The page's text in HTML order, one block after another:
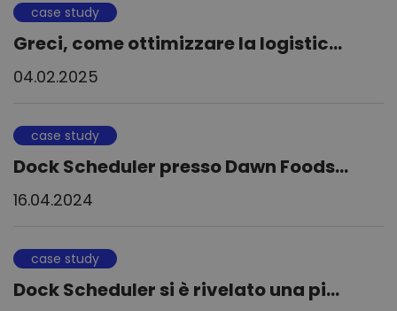
case study
Greci, come ottimizzare la logistic...
04.02.2025
case study
Dock Scheduler presso Dawn Foods...
16.04.2024
case study
Dock Scheduler si è rivelato una pi...